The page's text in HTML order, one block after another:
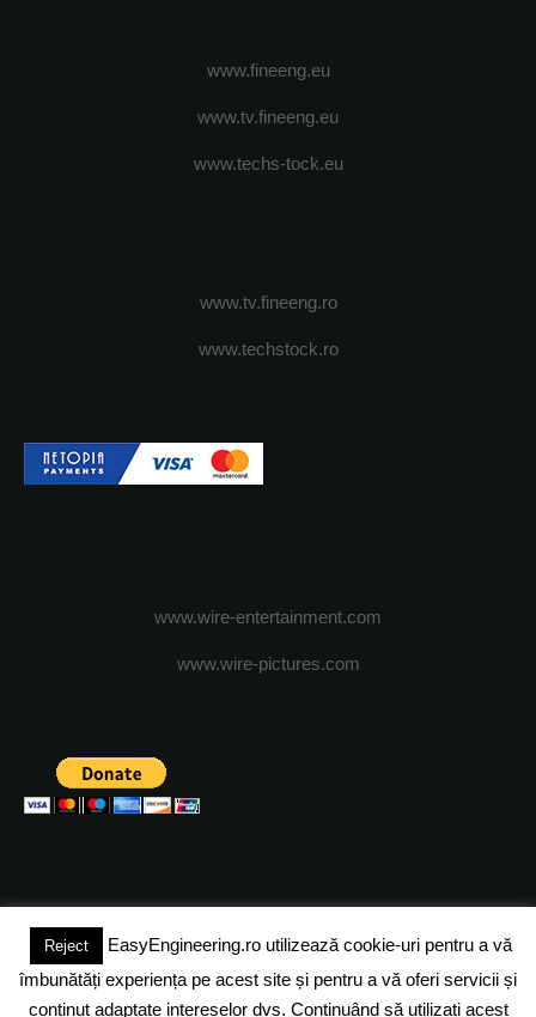
www.fineeng.eu
www.tv.fineeng.eu
www.techs-tock.eu
www.tv.fineeng.ro
www.techstock.ro
www.wire-entertainment.com
www.wire-pictures.com
(c) 2024 - FineEngineeringMagazine. All rights reserved.
DESPRE NOI ADVERTISING JOBS DESPRE COOKIES
Reject
EasyEngineering.ro utilizează cookie-uri pentru a vă
îmbunătăți experiența pe acest site și pentru a vă oferi servicii și
conținut adaptate intereselor dvs. Continuând să utilizați acest